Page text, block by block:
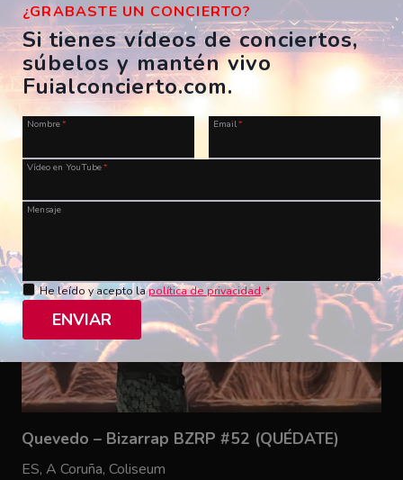
Bizarrap – SHAKIRA BZRP #53
ES, A Coruña, Morriña Festival
28/07/2023
CPita Music
Quevedo – Bizarrap BZRP #52 (QUÉDATE)
ES, A Coruña, Coliseum
¿GRABASTE UN CONCIERTO?
Si tienes vídeos de conciertos,
súbelos y mantén vivo
Fuialconcierto.com.
Nombre* Email*
Vídeo en YouTube*
Mensaje
He leído y acepto lapolítica de privacidad.*
ENVIAR